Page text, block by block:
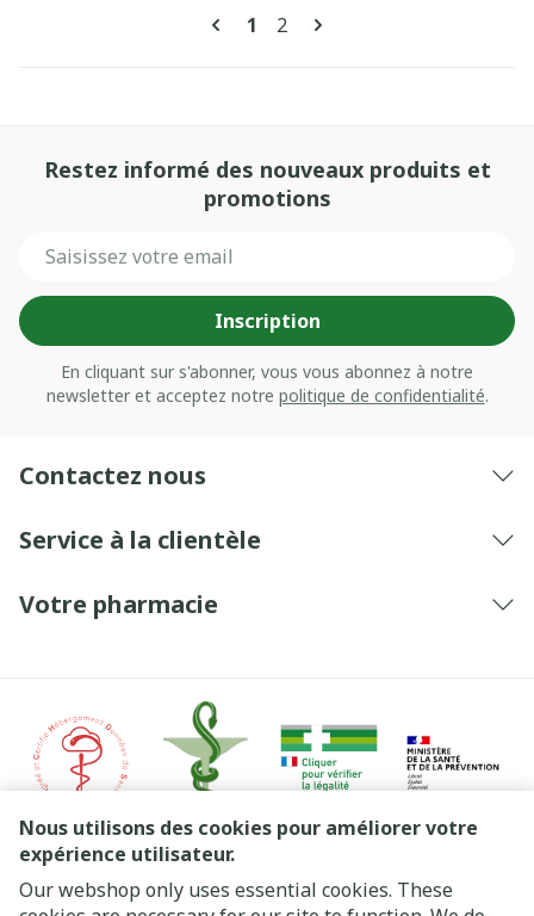
Nous utilisons des cookies pour améliorer votre
expérience utilisateur.
Our webshop only uses essential cookies. These
Pages
Vous lisez actuellement la
1 Page
2
Restez informé des nouveaux produits et
promotions
Inscription
En cliquant sur s'abonner, vous vous abonnez à notre
newsletter et acceptez notre politique de confidentialité.
Contactez nous
Service à la clientèle
Votre pharmacie
Liens légaux